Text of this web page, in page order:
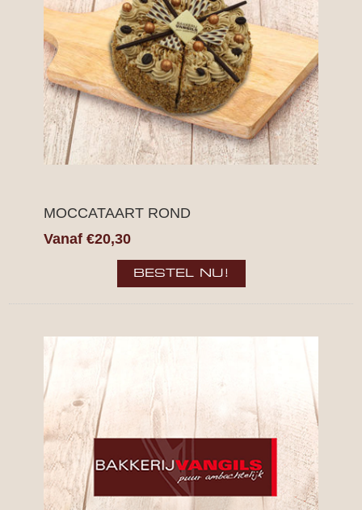
MOCCATAART ROND
Vanaf €20,30